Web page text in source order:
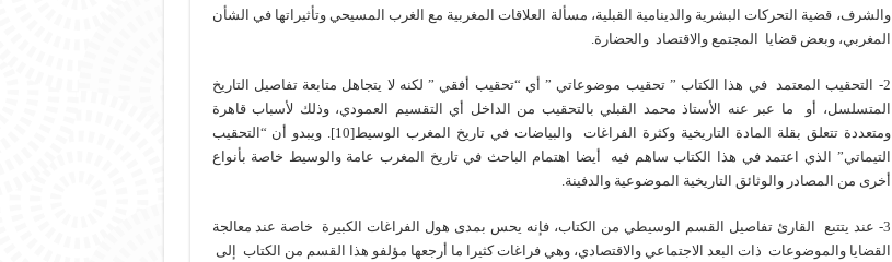
والشرف، قضية التحركات البشرية والدينامية القبلية، مسألة العلاقات المغربية مع الغرب المسيحي وتأثيراتها في الشأن
المغربي، وبعض قضايا المجتمع والاقتصاد والحضارة.
2- التحقيب المعتمد في هذا الكتاب ” تحقيب موضوعاتي ” أي “تحقيب أفقي ” لكنه لا يتجاهل متابعة تفاصيل التاريخ
المتسلسل، أو ما عبر عنه الأستاذ محمد القبلي بالتحقيب من الداخل أي التقسيم العمودي، وذلك لأسباب قاهرة
ومتعددة تتعلق بقلة المادة التاريخية وكثرة الفراغات والبياضات في تاريخ المغرب الوسيط[10]. ويبدو أن “التحقيب
التيماتي” الذي اعتمد في هذا الكتاب ساهم فيه أيضا اهتمام الباحث في تاريخ المغرب عامة والوسيط خاصة بأنواع
أخرى من المصادر والوثائق التاريخية الموضوعية والدفينة.
3- عند يتتبع القارئ تفاصيل القسم الوسيطي من الكتاب، فإنه يحس بمدى هول الفراغات الكبيرة خاصة عند معالجة
القضايا والموضوعات ذات البعد الاجتماعي والاقتصادي، وهي فراغات كثيرا ما أرجعها مؤلفو هذا القسم من الكتاب إلى